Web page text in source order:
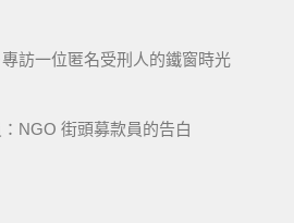
訪一位匿名受刑人的鐵窗時光
NGO 街頭募款員的告白